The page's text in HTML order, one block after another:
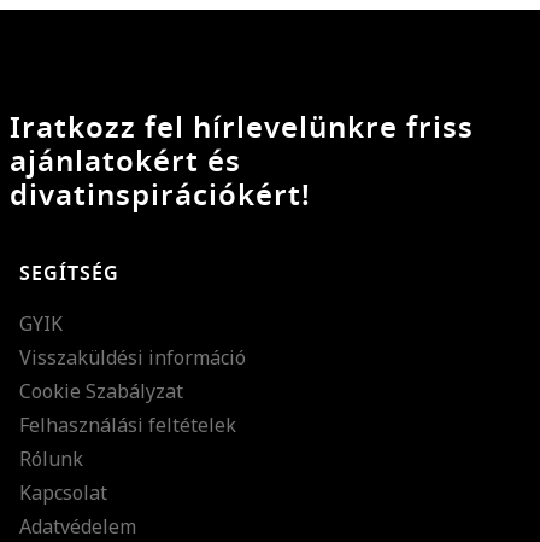
Iratkozz fel hírlevelünkre friss
ajánlatokért és
divatinspirációkért!
SEGÍTSÉG
GYIK
Visszaküldési információ
Cookie Szabályzat
Felhasználási feltételek
Rólunk
Kapcsolat
Adatvédelem